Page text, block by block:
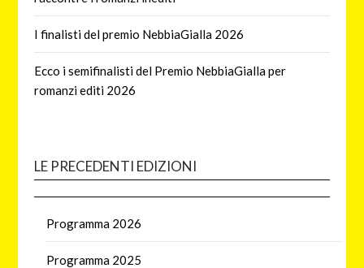
I finalisti del premio NebbiaGialla 2026
Ecco i semifinalisti del Premio NebbiaGialla per
romanzi editi 2026
LE PRECEDENTI EDIZIONI
Programma 2026
Programma 2025